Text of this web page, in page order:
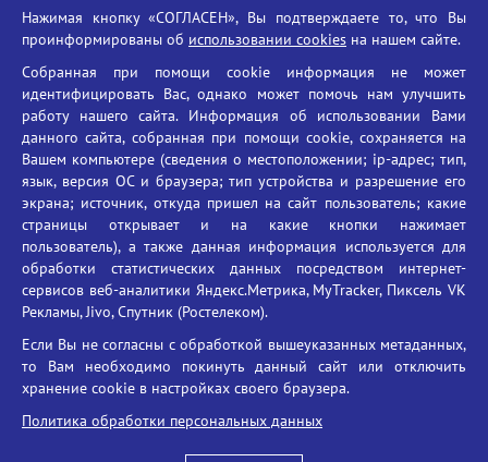
Единый портал государственных услуг
Противодействие угрозам информационной безопасности
Социальные ролики - Генеральная прокуратура РФ
Противодействие коррупции
БГУ против наркотиков
Брянский государственный университет
имени академика И.Г. Петровского
Время работы: пн-пт 09:00-18:00
E-mail: bryanskgu@mail.ru
Телефон: +7(4832)58-90-85
Нажимая кнопку «СОГЛАСЕН», Вы подтверждаете то, что Вы
проинформированы об использовании cookies на нашем сайте.
Собранная при помощи cookie информация не может
идентифицировать Вас, однако может помочь нам улучшить
работу нашего сайта. Информация об использовании Вами
данного сайта, собранная при помощи cookie, сохраняется на
Вашем компьютере (сведения о местоположении; ip-адрес; тип,
язык, версия ОС и браузера; тип устройства и разрешение его
экрана; источник, откуда пришел на сайт пользователь; какие
страницы открывает и на какие кнопки нажимает
пользователь), а также данная информация используется для
обработки статистических данных посредством интернет-
сервисов веб-аналитики Яндекс.Метрика, MyTracker, Пиксель VK
Рекламы, Jivo, Спутник (Ростелеком).
Если Вы не согласны с обработкой вышеуказанных метаданных,
то Вам необходимо покинуть данный сайт или отключить
хранение cookie в настройках своего браузера.
Политика обработки персональных данных